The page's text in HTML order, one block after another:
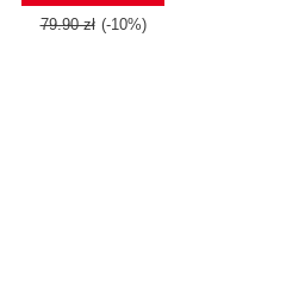
79.90 zł (-10%)